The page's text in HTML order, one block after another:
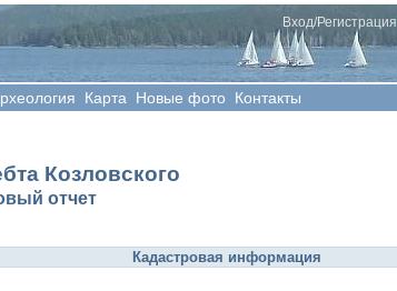
Вход/Регистрация
Карта Новые фото Контакты
Козловского
отчет
Кадастровая информация